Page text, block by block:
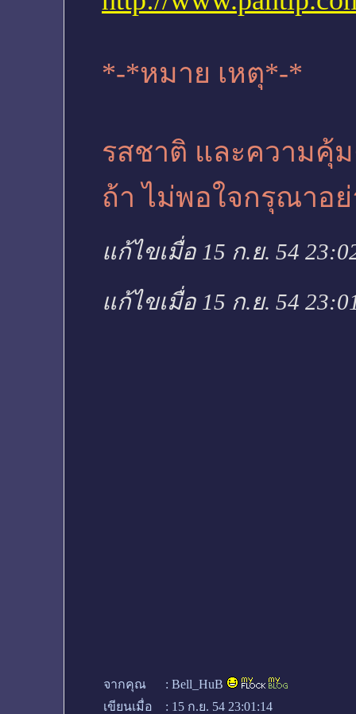
*-*หมาย เหตุ*-*
รสชาติ และ
ถ้า ไม่พอใจกรุณาอ
แก้ไขเมื่อ 15 ก.ย. 54
แก้ไขเมื่อ 15 ก.ย. 54
จากคุณ : Bell_HuB
เขียนเมื่อ
: 15 ก.ย. 54 23:01:14